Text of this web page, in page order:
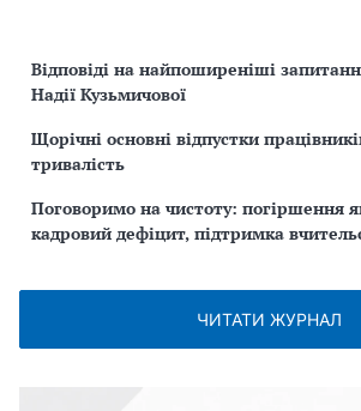
Відповіді на найпоширеніші
Надії Кузьмичової
Щорічні основні відпустки
тривалість
Поговоримо на чистоту: погіршення
кадровий дефіцит, підтримка
ЧИТАТИ ЖУРНАЛ